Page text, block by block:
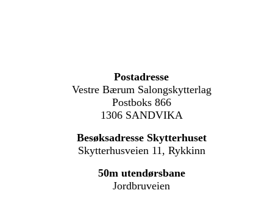
Postadresse
Vestre Bærum Salongskytterlag
Postboks 866
1306 SANDVIKA
Besøksadresse Skytterhuset
Skytterhusveien 11, Rykkinn
50m utendørsbane
Jordbruveien